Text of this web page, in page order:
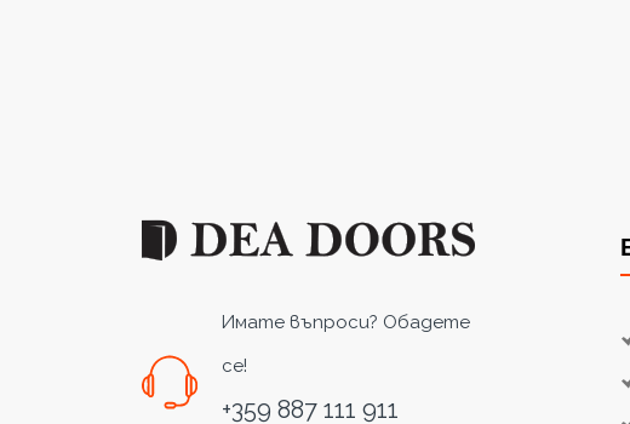
Имате въпроси? Обадете
се!
+359 887 111 911